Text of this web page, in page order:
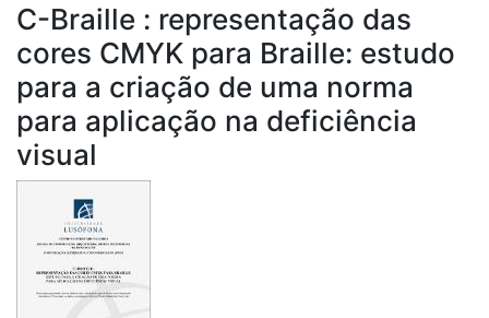
Estatísticas
C-Braille : representação das
cores CMYK para Braille: estudo
para a criação de uma norma
para aplicação na deficiência
visual